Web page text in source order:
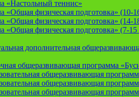
«Настольный теннис»
«Общая физическая подготовка» (10-
«Общая физическая подготовка» (14-
«Общая физическая подготовка» (7-15
дополнительная
общеразвивающая программа
общеразвивающая
общеразвивающая
общеразвивающая